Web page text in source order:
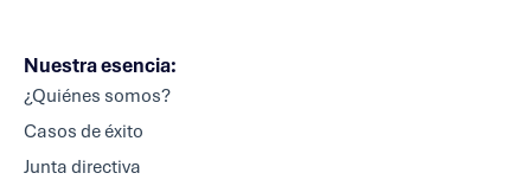
Nuestra esencia:
¿Quiénes somos?
Casos de éxito
Junta directiva